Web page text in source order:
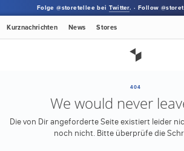
Folge @storetellee beiTwitter. · Follow
Kurznachrichten News Stores
404
We would never
Die von Dir angeforderte Seite existiert leider
noch nicht. Bitte überprüfe die